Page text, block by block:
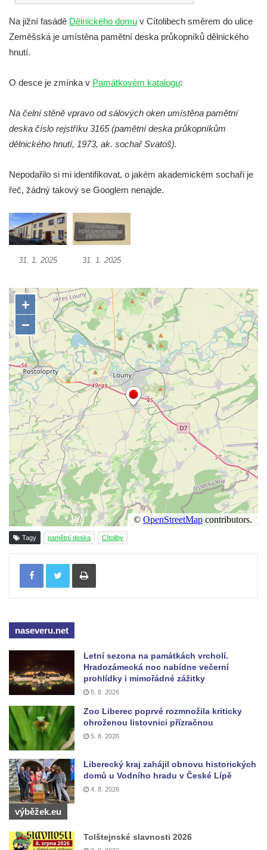
Dresden
Pamětní deska Josefa Hory na jeho rodném
domě v Dobříni
von Goethe na hradě Hasištejn
Německá pamětní deska Johanna
Wolfganga von Goethe na hradě Hasištejn
Mezné
Pamětní deska Giacoma Casanovy de
Pamětní deska Heinricha Banka na domě
čp. 18/7 na náměstí Republiky v Duchcově
Pamětní deska Ferdinanda Břetislava
Čechách
Pamětní deska Josefa Jaroslava Kaliny na
domě čp. 109 v Kalinově ulici v Novém
Boru
Pamětní deska Václava Františka
Červeného na domě ve Starodubečské ulici
v Praze Dubeč
Pamětní deska Josefa Mühlbergera na
křižovatce Školní a Horské ulice v Trutnově
Pamětní deska Jaroslava Třešňáka v
Českobratrské ulici v Teplicích
Pamětní deska Walthera Hensela na vile
Landhaus v ulici Pod Doubravkou v
Teplicích
Pamětní deska Ludwiga van Beethovena
na domě čp. 72/1 v Lázeňské ulici v
Pamětní deska na ekologické demonstrace
Šumburk nad Desnou v Tanvaldu
televizního obrazu na Městském úřadu v
Tanvaldu
Pamětní deska Josefa Schindlera na
základní škole v Desné
Pamětní desky významných rodáků na zdi
kostela svatého Bartoloměje ve Velkém
Šenově
Pamětní deska Johanna Wolfganga Goetha
na Komorní Hůrce
Pamětní deska Edmunda Kaizla na
Pamětní deska průkopníků dělnického hnutí
Na jižní fasádě Dělnického domu v Cítolibech směrem do ulice
Zeměšská je umístěna pamětní deska průkopníků dělnického
hnutí.
O desce je zmínka v Památkovém katalogu:
Na čelní stěně vpravo od sálových oken umístěna pamětní
deska číslo rejstříku 3165 (pamětní deska průkopníkům
dělnického hnutí, 1973, ak. sochař Svatoš).
Nepodařilo si mi identifikovat, o jakém akademickém sochaři je
řeč, žádný takový se Googlem nenajde.
31. 1. 2025 31. 1. 2025
Tagy pamětní deska Cítoliby
Tisknout
naseveru.net
Letní sezona na památkách vrcholí.
Hradozámecká noc nabídne večerní
prohlídky i mimořádné zážitky
5. 8. 2026
Zoo Liberec poprvé rozmnožila kriticky
ohroženou listovnici přízračnou
5. 8. 2026
Liberecký kraj zahájil obnovu historických
domů u Vodního hradu v České Lípě
4. 8. 2026
výběžek.eu
Tolštejnské slavnosti 2026